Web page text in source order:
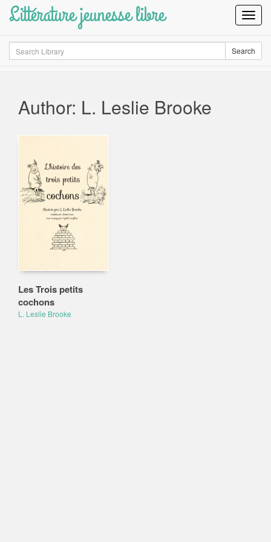
Littérature jeunesse libre
Search Search
Author: L. Leslie Brooke
Les Trois petits
cochons
L. Leslie Brooke